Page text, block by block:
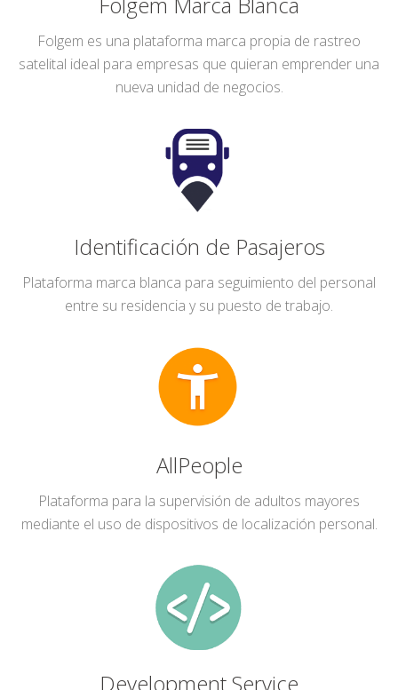
Folgem es una plataforma marca propia de rastreo
satelital ideal para empresas que quieran emprender una
nueva unidad de negocios.
Identificación de Pasajeros
Plataforma marca blanca para seguimiento del personal
entre su residencia y su puesto de trabajo.
AllPeople
Plataforma para la supervisión de adultos mayores
mediante el uso de dispositivos de localización personal.
Development Service